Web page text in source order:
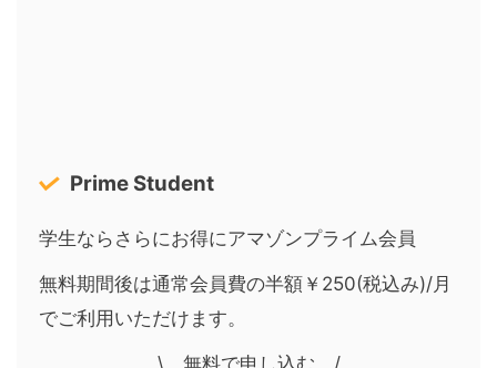
Prime Student
学生ならさらにお得にアマゾンプライム会員
無料期間後は通常会員費の半額￥250(税込み)/月
でご利用いただけます。